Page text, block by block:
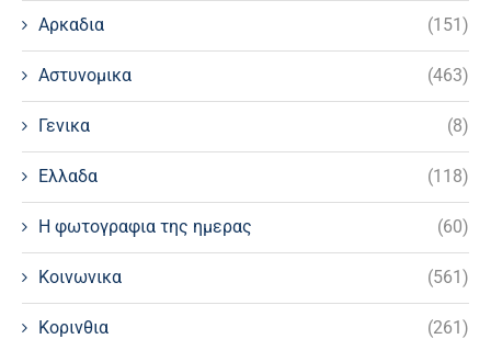
Αρκαδια (151)
Αστυνομικα (463)
Γενικα (8)
Ελλαδα (118)
Η φωτογραφια της ημερας (60)
Κοινωνικα (561)
Κορινθια (261)